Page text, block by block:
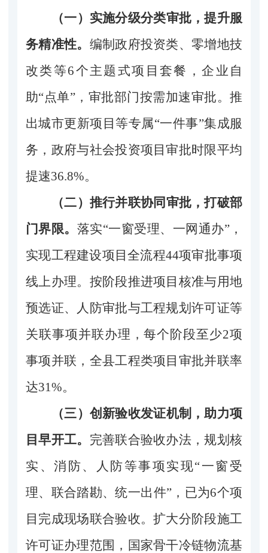
（一）实施分级分类审批，提升服
务精准性。 编制政府投资类、零增地技
改类等6个主题式项目套餐，企业自
助“点单”，审批部门按需加速审批。推
出城市更新项目等专属“一件事”集成服
务，政府与社会投资项目审批时限平均
提速36.8%。
（二）推行并联协同审批，打破部
门界限。 落实“一窗受理、一网通办”，
实现工程建设项目全流程44项审批事项
线上办理。按阶段推进项目核准与用地
预选证、人防审批与工程规划许可证等
关联事项并联办理，每个阶段至少2项
事项并联，全县工程类项目审批并联率
达31%。
（三）创新验收发证机制，助力项
目早开工。 完善联合验收办法，规划核
实、消防、人防等事项实现“一窗受
理、联合踏勘、统一出件”，已为6个项
目完成现场联合验收。扩大分阶段施工
许可证办理范围，国家骨干冷链物流基